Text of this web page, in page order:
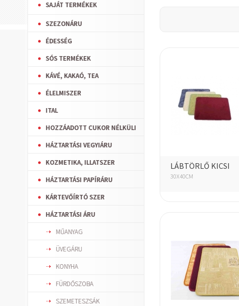
SAJÁT TERMÉKEK
SZEZONÁRU
ÉDESSÉG
SÓS TERMÉKEK
KÁVÉ, KAKAÓ, TEA
ÉLELMISZER
ITAL
HOZZÁADOTT CUKOR NÉLKÜLI
HÁZTARTÁSI VEGYIÁRU
KOZMETIKA, ILLATSZER
HÁZTARTÁSI PAPÍRÁRU
KÁRTEVŐÍRTÓ SZER
HÁZTARTÁSI ÁRU
MŰANYAG
ÜVEGÁRU
KONYHA
FÜRDŐSZOBA
SZEMETESZSÁK
LÁBTÖRLŐ KICSI
30X40CM